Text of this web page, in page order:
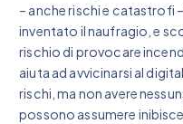
– anche rischi e catastrofi
inventato il naufragio, e
rischio di provocare
aiuta ad avvicinarsi al
rischi, ma non avere
possono assumere